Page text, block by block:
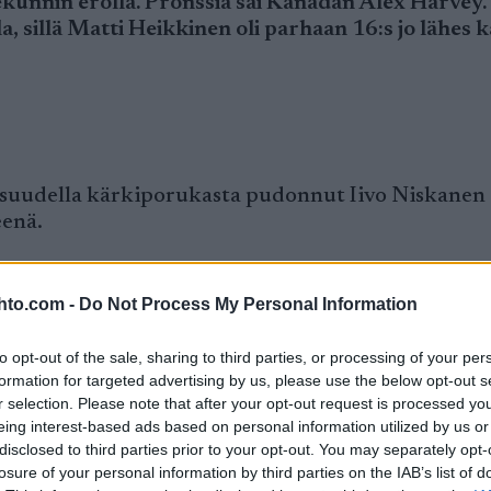
- Do Not Process My Personal Information
opt-out of the sale, sharing to third parties, or processing of your
for targeted advertising by us, please use the below opt-out
selection. Please note that after your opt-out request is processed
interest-based ads based on personal information utilized by us
to third parties prior to your opt-out. You may separately
of your personal information by third parties on the IAB’s list of
sillä Matti Heikkinen oli parhaan 16:s jo lähes
kärkiporukasta pudonnut Iivo Niskanen
Stanislav Volzhentsevin kanssa rikkoi
aikaa yhdellä sauvalla.
kyydissä, hän putosi kärkivauhdista 20
nappasi jo kisojen toisen mitalinsa. Hän näytti
kolmikon kiinni viimeisellä kilometrillä ja